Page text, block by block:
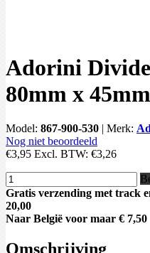
Adorini
80mm x
Model: 867-900-530 | Merk:
Nog niet beoordeeld
€3,95 Excl. BTW: €3,26
Gratis verzending met track
20,00
Naar België voor maar € 7,50
Omschrijving